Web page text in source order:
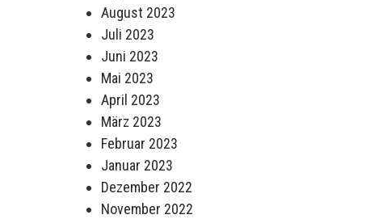
August 2023
Juli 2023
Juni 2023
Mai 2023
April 2023
März 2023
Februar 2023
Januar 2023
Dezember 2022
November 2022